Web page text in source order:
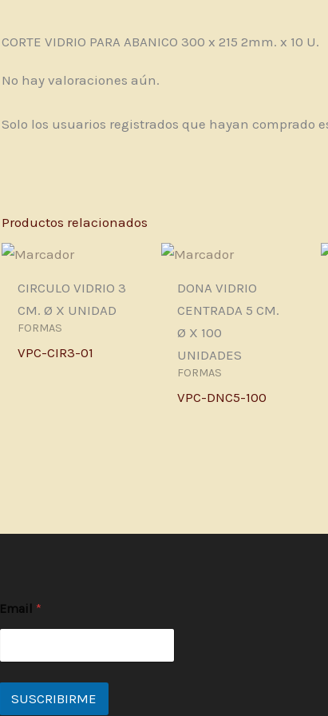
CORTE VIDRIO PARA ABANICO 300 x 215 2mm. x 10 U.
No hay valoraciones aún.
Solo los usuarios registrados que hayan comprado
Productos relacionados
CIRCULO VIDRIO 3
CM. Ø X UNIDAD
FORMAS
VPC-CIR3-01
DONA VIDRIO
CENTRADA 5 CM.
Ø X 100
UNIDADES
FORMAS
VPC-DNC5-100
Email *
SUSCRIBIRME